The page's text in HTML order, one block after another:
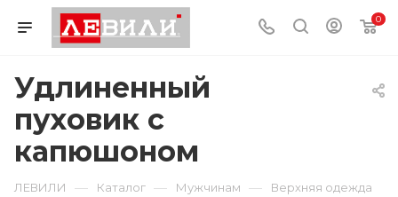
0
Удлиненный
пуховик с
капюшоном
ЛЕВИЛИ — Каталог — Мужчинам — Верхняя одежда